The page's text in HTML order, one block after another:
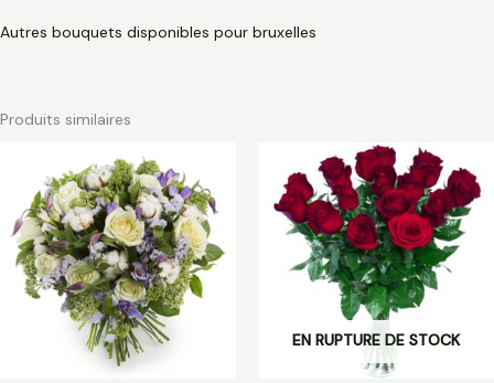
Autres bouquets disponibles pour bruxelles
Produits similaires
de
prix :
€ 50,00
à
€ 75,00
EN RUPTURE DE STOCK